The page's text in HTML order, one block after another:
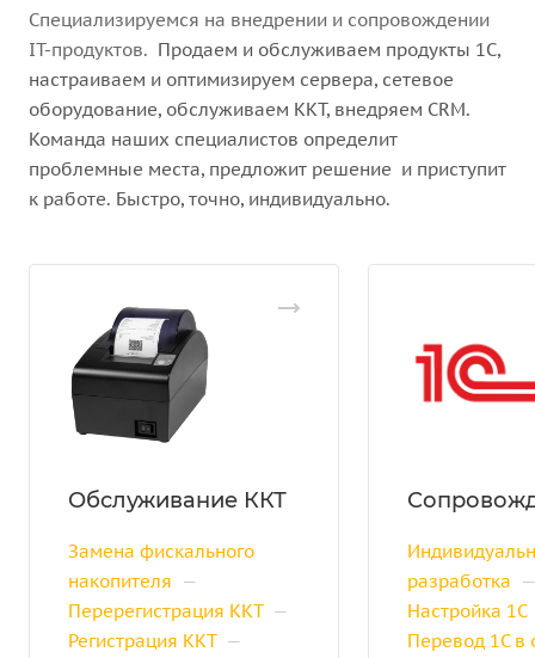
Специализируемся на внедрении и сопровождении
IT-продуктов. Продаем и обслуживаем продукты 1С,
настраиваем и оптимизируем сервера, сетевое
оборудование, обслуживаем ККТ, внедряем CRM.
Команда наших специалистов определит
проблемные места, предложит решение и приступит
к работе. Быстро, точно, индивидуально.
Обслуживание ККТ
Замена фискального
накопителя —
Перерегистрация ККТ —
Регистрация ККТ —
разработка —
Настройка 1С
Перевод 1С в